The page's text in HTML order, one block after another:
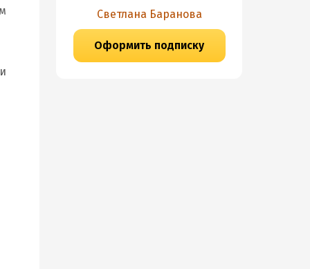
Светлана Баранова
Оформить подписку